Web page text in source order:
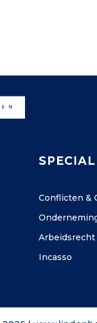
Conflicten &
Arbeidsrecht
Incasso